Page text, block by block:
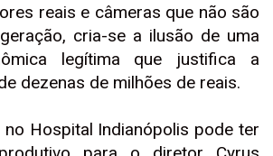
reais e câmeras que não são
cria-se a ilusão de uma
legítima que justifica a
dezenas de milhões de reais.
no Hospital Indianópolis pode ter